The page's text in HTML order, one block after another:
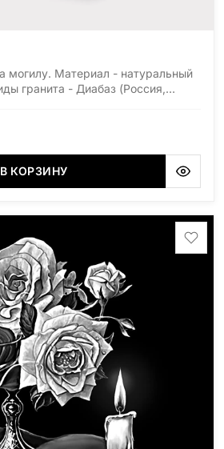
могилу. Материал - натуральный
гранита - Диабаз (Россия,
область), Лабродарит
область), Сюксюансаари
(Россия, Мурманская
размеры: Стела: 80x40x5
В КОРЗИНУ